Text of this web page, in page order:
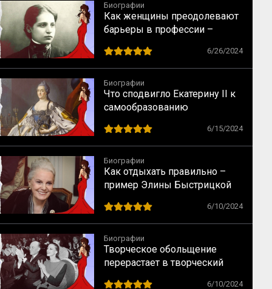
Биографии
Как женщины преодолевают
барьеры в профессии –
6/26/2024
Биографии
Что сподвигло Екатерину II к
самообразованию
6/15/2024
Биографии
Как отдыхать правильно –
пример Элины Быстрицкой
6/10/2024
Биографии
Творческое обольщение
перерастает в творческий
6/10/2024